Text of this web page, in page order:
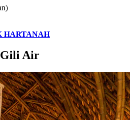
HARTANAH
Gili Air